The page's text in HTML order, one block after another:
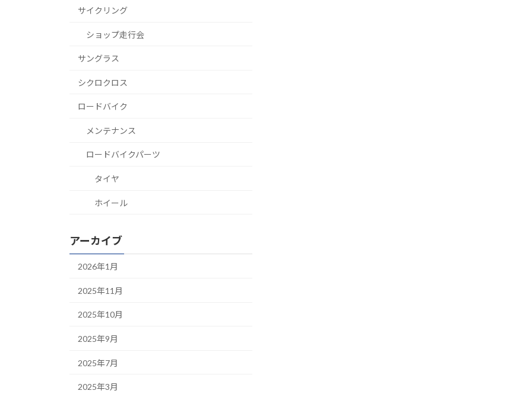
サイクリング
ショップ走行会
サングラス
シクロクロス
ロードバイク
メンテナンス
ロードバイクパーツ
タイヤ
ホイール
アーカイブ
2026年1月
2025年11月
2025年10月
2025年9月
2025年7月
2025年3月